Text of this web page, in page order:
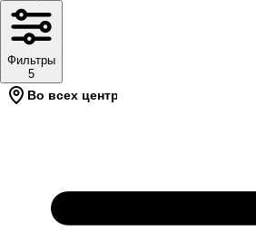
Фильтры
5
Во всех центрах